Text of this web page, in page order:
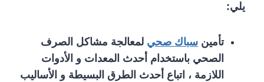
يلي:
تأمين سباك صحي لمعالجة مشاكل الصرف
الصحي باستخدام أحدث المعدات و الأدوات
اللازمة ، اتباع أحدث الطرق البسيطة و الأساليب